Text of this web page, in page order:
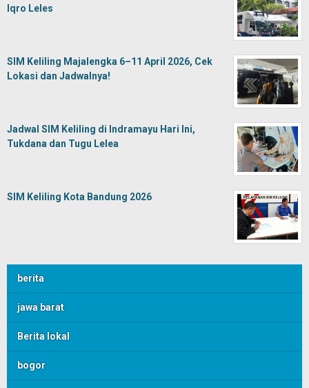
Iqro Leles
SIM Keliling Majalengka 6–11 April 2026, Cek
Lokasi dan Jadwalnya!
Jadwal SIM Keliling di Indramayu Hari Ini,
Tukdana dan Tugu Lelea
SIM Keliling Kota Bandung 2026
berita
jawa barat
Berita lokal
bogor